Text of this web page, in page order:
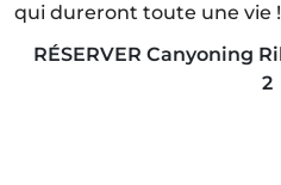
qui dureront toute une vie !
RÉSERVER Canyoning
2